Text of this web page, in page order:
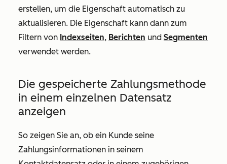
erstellen, um die Eigenschaft automatisch zu
aktualisieren. Die Eigenschaft kann dann zum
Filtern von Indexseiten, Berichten und Segmenten
verwendet werden.
Die gespeicherte Zahlungsmethode
in einem einzelnen Datensatz
anzeigen
So zeigen Sie an, ob ein Kunde seine
Zahlungsinformationen in seinem